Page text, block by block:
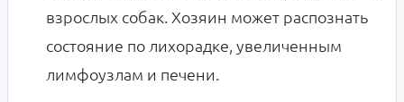
взрослых собак. Хозяин может распознать
состояние по лихорадке, увеличенным
лимфоузлам и печени.